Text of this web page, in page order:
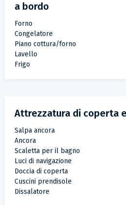
a bordo
Forno
Congelatore
Piano cottura/forno
Lavello
Frigo
Attrezzatura di coperta
Salpa ancora
Ancora
Scaletta per il bagno
Luci di navigazione
Doccia di coperta
Cuscini prendisole
Dissalatore